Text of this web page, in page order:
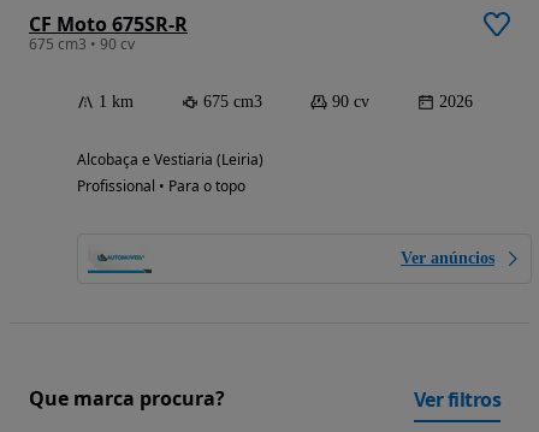
CF Moto 675SR-R
675 cm3 • 90 cv
1 km 675 cm3 90 cv 2026
Alcobaça e Vestiaria (Leiria)
Profissional • Para o topo
Ver anúncios
Que marca procura? Ver filtros